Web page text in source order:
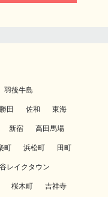
羽後牛島
勝田 佐和 東海
新宿 高田馬場
町 浜松町 田町
レイクタウン
桜木町 吉祥寺